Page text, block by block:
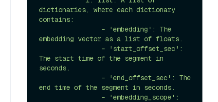
dictionaries, where each dictionary
contains:
embedding vector as a list of floats.
The start time of the segment in
seconds.
end time of the segment in seconds.